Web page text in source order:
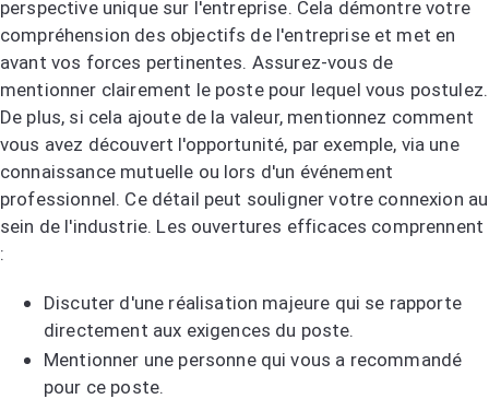
perspective unique sur l'entreprise. Cela démontre votre
compréhension des objectifs de l'entreprise et met en
avant vos forces pertinentes. Assurez-vous de
mentionner clairement le poste pour lequel vous postulez.
De plus, si cela ajoute de la valeur, mentionnez comment
vous avez découvert l'opportunité, par exemple, via une
connaissance mutuelle ou lors d'un événement
professionnel. Ce détail peut souligner votre connexion au
sein de l'industrie. Les ouvertures efficaces comprennent
:
Discuter d'une réalisation majeure qui se rapporte
directement aux exigences du poste.
Mentionner une personne qui vous a recommandé
pour ce poste.